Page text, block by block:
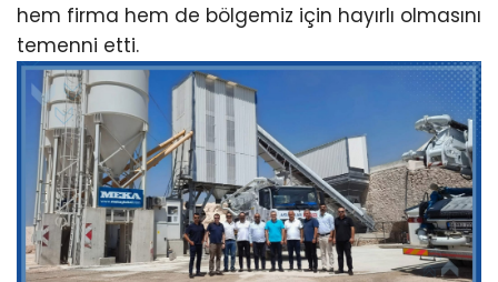
hem firma hem de bölgemiz için hayırlı olmasını
temenni etti.